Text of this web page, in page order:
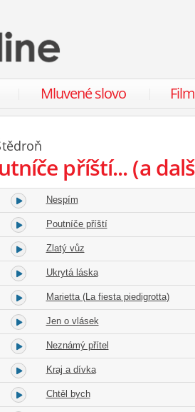
Mluvené slovo Film
příští... (a
Nespím
Poutníče příští
Zlatý vůz
Ukrytá láska
Marietta (La fiesta piedigrotta)
Jen o vlásek
Neznámý přítel
Kraj a dívka
Chtěl bych